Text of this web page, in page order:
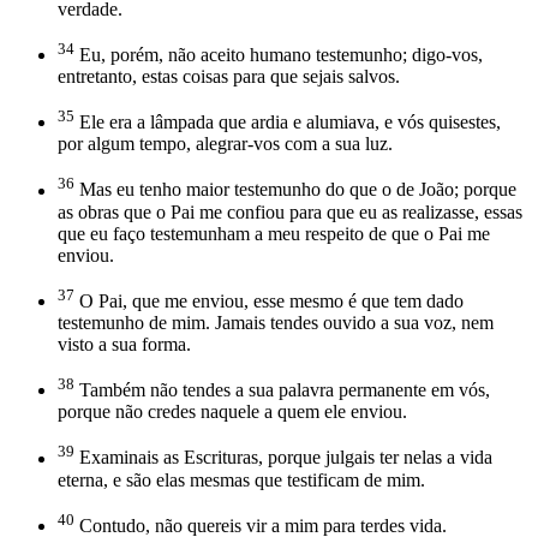
verdade.
34 Eu, porém, não aceito humano testemunho; digo-vos,
entretanto, estas coisas para que sejais salvos.
35 Ele era a lâmpada que ardia e alumiava, e vós quisestes,
por algum tempo, alegrar-vos com a sua luz.
36 Mas eu tenho maior testemunho do que o de João; porque
as obras que o Pai me confiou para que eu as realizasse, essas
que eu faço testemunham a meu respeito de que o Pai me
enviou.
37 O Pai, que me enviou, esse mesmo é que tem dado
testemunho de mim. Jamais tendes ouvido a sua voz, nem
visto a sua forma.
38 Também não tendes a sua palavra permanente em vós,
porque não credes naquele a quem ele enviou.
39 Examinais as Escrituras, porque julgais ter nelas a vida
eterna, e são elas mesmas que testificam de mim.
40 Contudo, não quereis vir a mim para terdes vida.